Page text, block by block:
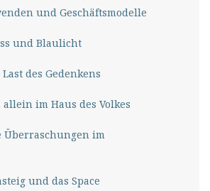
und Geschäftsmodelle
und Blaulicht
des Gedenkens
ganz allein im Haus des Volkes
Überraschungen im
und das Space